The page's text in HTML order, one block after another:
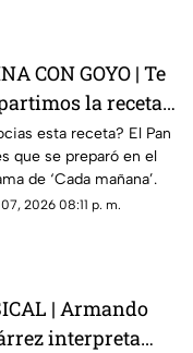
CON GOYO | Te
la receta
delicioso pan
esta receta? El Pan
que se preparó en el
de ‘Cada mañana’.
2026 08:11 p. m.
| Armando
interpreta